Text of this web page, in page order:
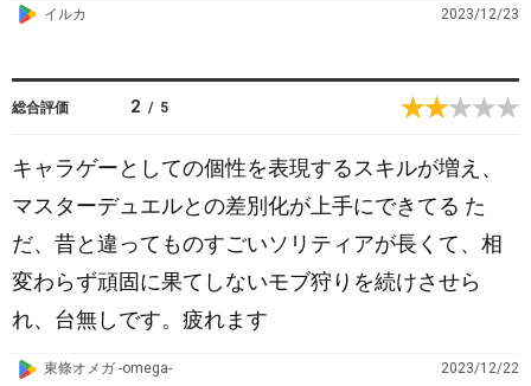
G
g
l
イルカ 2023/12/23
総合評価 2 / 5
キャラゲーとしての個性を表現するスキルが増え、
マスターデュエルとの差別化が上手にできてる た
だ、昔と違ってものすごいソリティアが長くて、相
変わらず頑固に果てしないモブ狩りを続けさせら
れ、台無しです。疲れます
G
東條オメガ -omega- 2023/12/22